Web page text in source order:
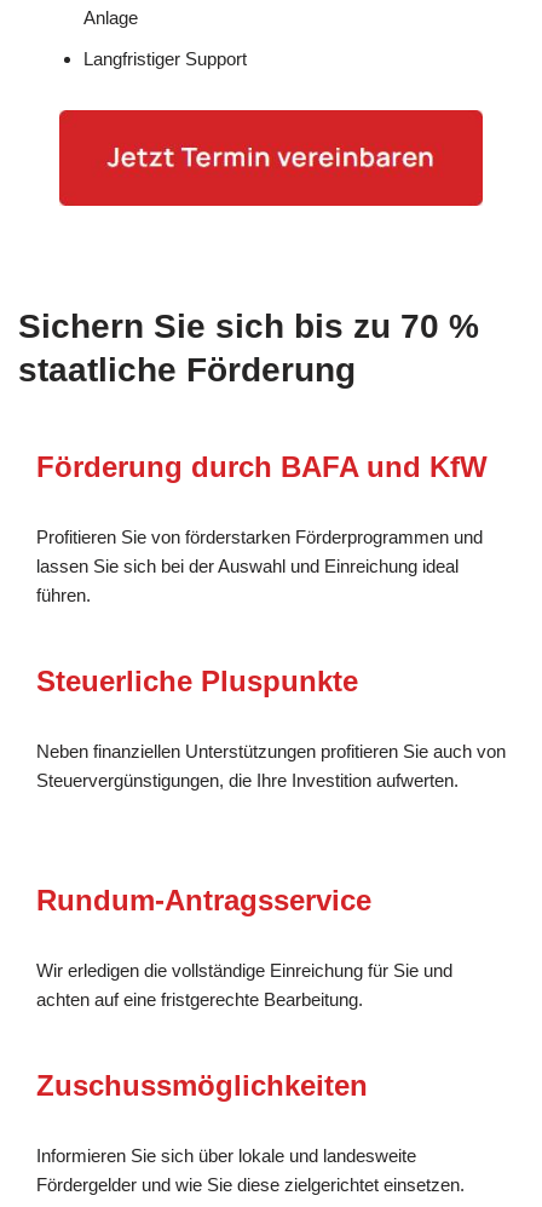
Anlage
Langfristiger Support
Sichern Sie sich bis zu 70 %
staatliche Förderung
Förderung durch BAFA und KfW
Profitieren Sie von förderstarken Förderprogrammen und
lassen Sie sich bei der Auswahl und Einreichung ideal
führen.
Steuerliche Pluspunkte
Neben finanziellen Unterstützungen profitieren Sie auch von
Steuervergünstigungen, die Ihre Investition aufwerten.
Rundum-Antragsservice
Wir erledigen die vollständige Einreichung für Sie und
achten auf eine fristgerechte Bearbeitung.
Zuschussmöglichkeiten
Informieren Sie sich über lokale und landesweite
Fördergelder und wie Sie diese zielgerichtet einsetzen.